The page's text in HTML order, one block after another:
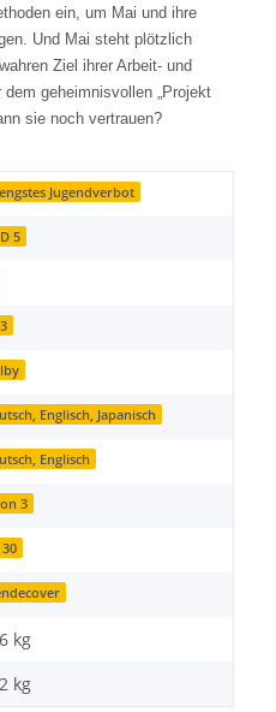
ein, um Mai und ihre
Und Mai steht plötzlich
Ziel ihrer Arbeit- und
geheimnisvollen „Projekt
sie noch vertrauen?
Jugendverbot
5
Englisch, Japanisch
Englisch
3
30
kg
kg